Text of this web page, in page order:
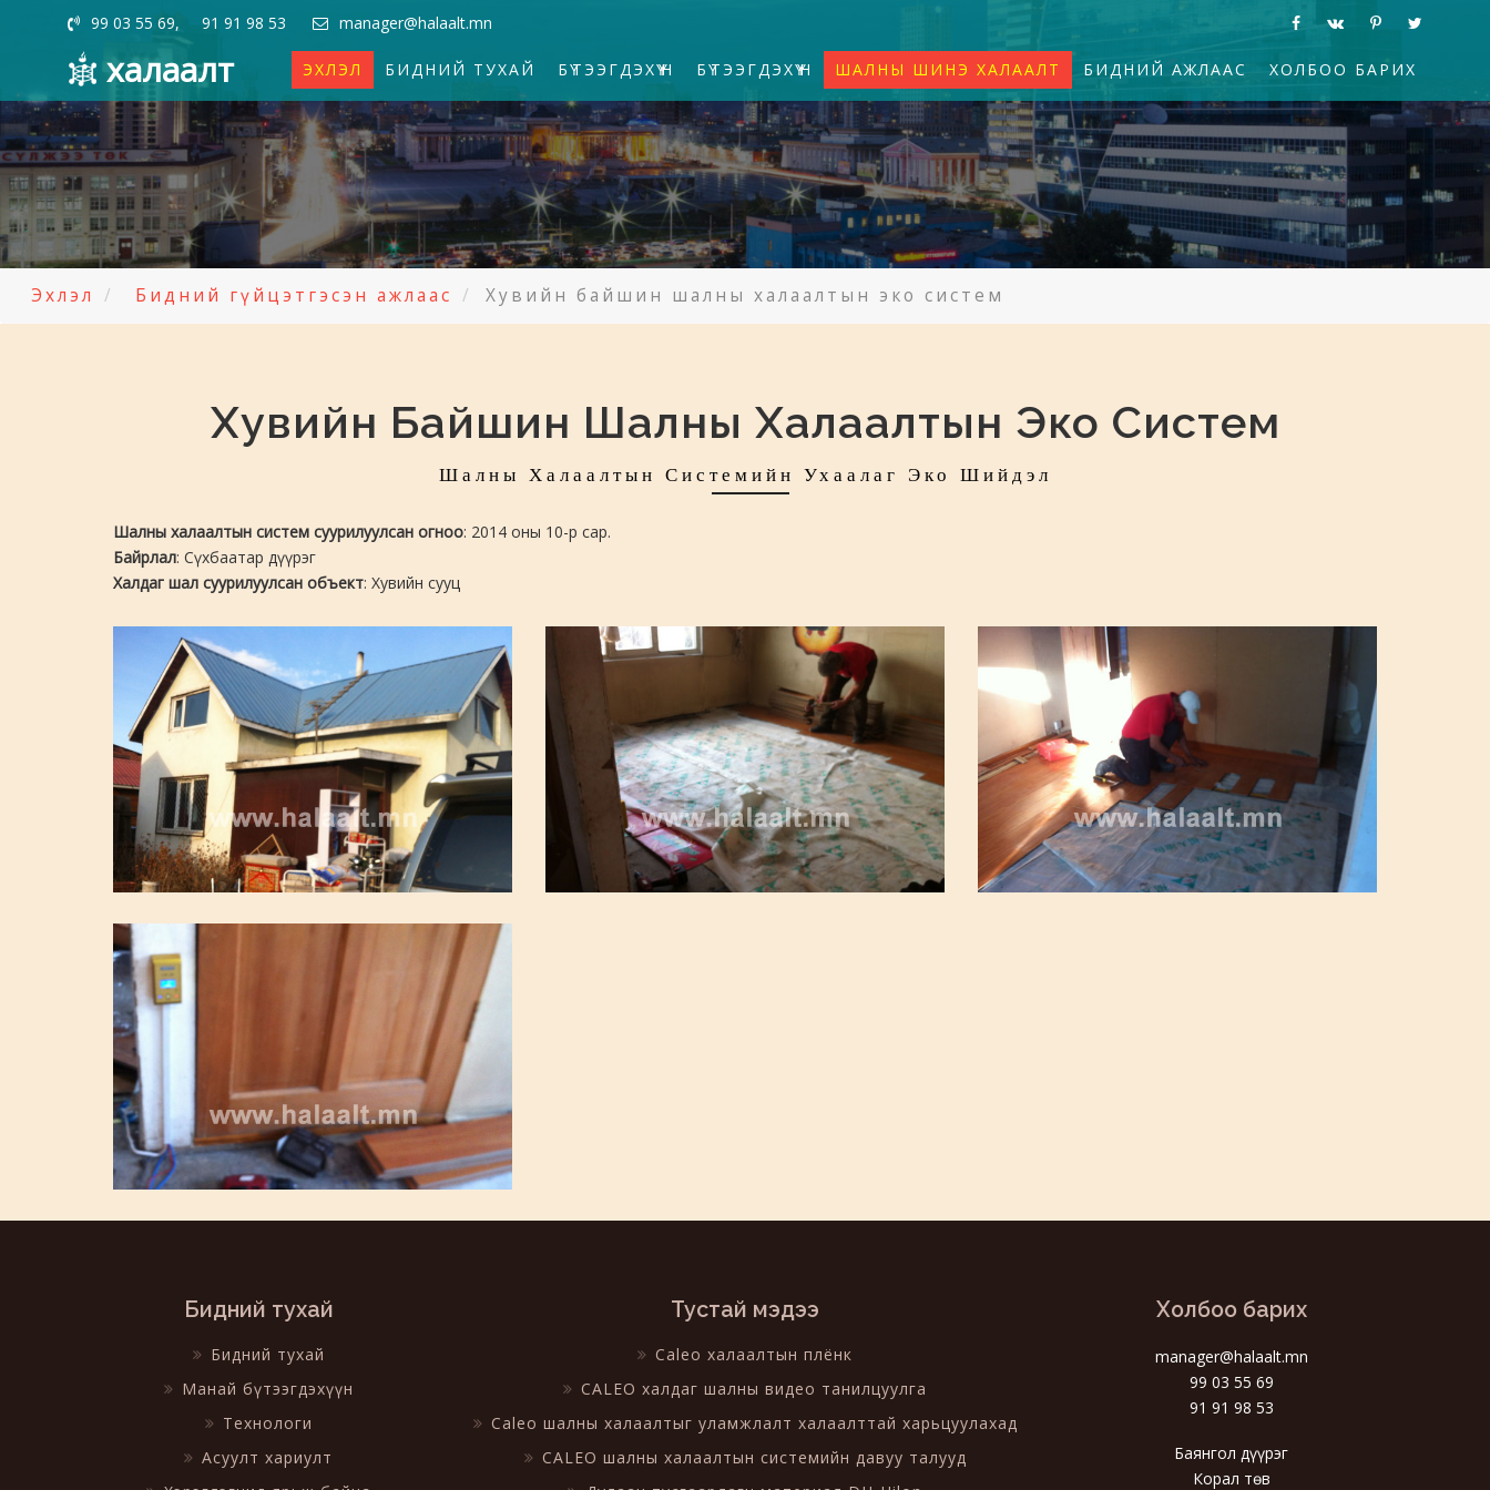
99 03 55 69, 91 91 98 53 manager@halaalt.mn
халаалт ЭХЛЭЛ БИДНИЙ ТУХАЙ БҮТЭЭГДЭХҮҮН БҮТЭЭГДЭХҮҮН ШАЛНЫ ШИНЭ ХАЛААЛТ БИДНИЙ АЖЛААС ХОЛБОО БАРИХ
Эхлэл Бидний гүйцэтгэсэн ажлаас Хувийн байшин шалны халаалтын эко систем
Хувийн Байшин Шалны Халаалтын Эко Систем
Шалны Халаалтын Системийн Ухаалаг Эко Шийдэл
Шалны халаалтын систем суурилуулсан огноо: 2014 оны 10-р сар.
Байрлал: Сүхбаатар дүүрэг
Халдаг шал суурилуулсан объект: Хувийн сууц
Бидний тухай
Бидний тухай
Манай бүтээгдэхүүн
Технологи
Асуулт хариулт
Тустай мэдээ
Caleo халаалтын плёнк
CALEO халдаг шалны видео танилцуулга
Caleo шалны халаалтыг уламжлалт халаалттай харьцуулахад
CALEO шалны халаалтын системийн давуу талууд
Холбоо барих
manager@halaalt.mn
99 03 55 69
91 91 98 53
Баянгол дүүрэг
Корал төв